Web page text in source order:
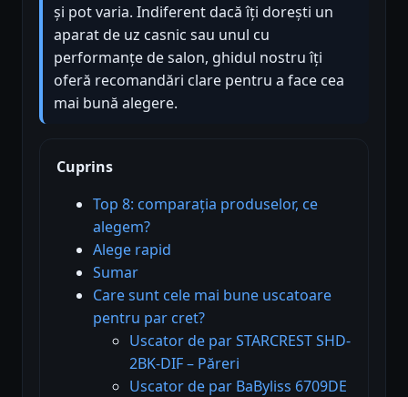
și pot varia. Indiferent dacă îți dorești un
aparat de uz casnic sau unul cu
performanțe de salon, ghidul nostru îți
oferă recomandări clare pentru a face cea
mai bună alegere.
Cuprins
Top 8: comparația produselor, ce
alegem?
Alege rapid
Sumar
Care sunt cele mai bune uscatoare
pentru par cret?
Uscator de par STARCREST SHD-
2BK-DIF – Păreri
Uscator de par BaByliss 6709DE